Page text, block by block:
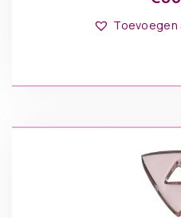
Toevoegen